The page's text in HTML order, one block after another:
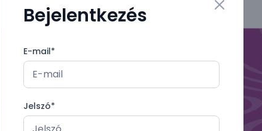
Bejelentkezés Close modal
E-mail*
Jelszó*